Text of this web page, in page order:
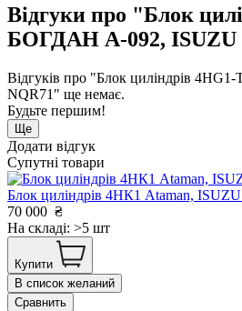
Відгуки про "Блок
БОГДАН А-092, ISUZU
Відгуків про "Блок циліндрів
NQR71" ще немає.
Будьте першим!
Ще
Додати відгук
Супутні товари
Блок циліндрів 4НК1 Ataman,
70 000 ₴
На складі: >5 шт
Купити
В список желаний
Сравнить